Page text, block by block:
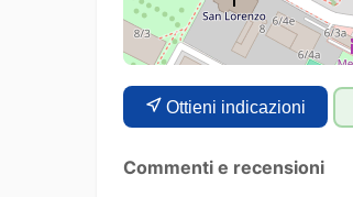
Ottieni indicazioni
Commenti e recensioni